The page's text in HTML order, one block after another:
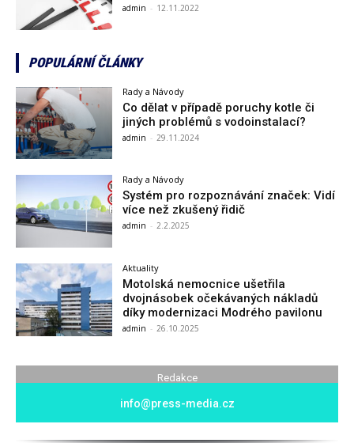
admin - 12.11.2022
POPULÁRNÍ ČLÁNKY
Rady a Návody
Co dělat v případě poruchy kotle či
jiných problémů s vodoinstalací?
admin - 29.11.2024
Rady a Návody
Systém pro rozpoznávání značek: Vidí
více než zkušený řidič
admin - 2.2.2025
Aktuality
Motolská nemocnice ušetřila
dvojnásobek očekávaných nákladů
díky modernizaci Modrého pavilonu
admin - 26.10.2025
Redakce
info@press-media.cz